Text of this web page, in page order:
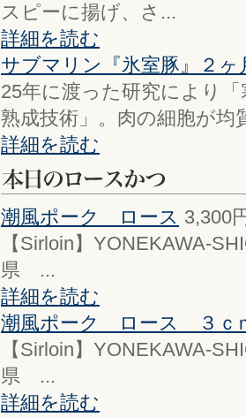
スピーに揚げ、さ...
詳細を読む
サブマリン『氷室豚』２ヶ
25年に渡った研究により
熟成技術」。肉の細胞が均
詳細を読む
潮風ポーク ロース 3,300
【Sirloin】YONEKAWA-
県 ...
詳細を読む
潮風ポーク ロース ３ｃ
【Sirloin】YONEKAWA-
県 ...
詳細を読む